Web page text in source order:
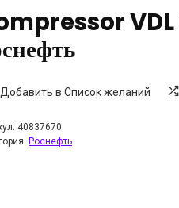
Добавить в Список желаний
40837670
Роснефть